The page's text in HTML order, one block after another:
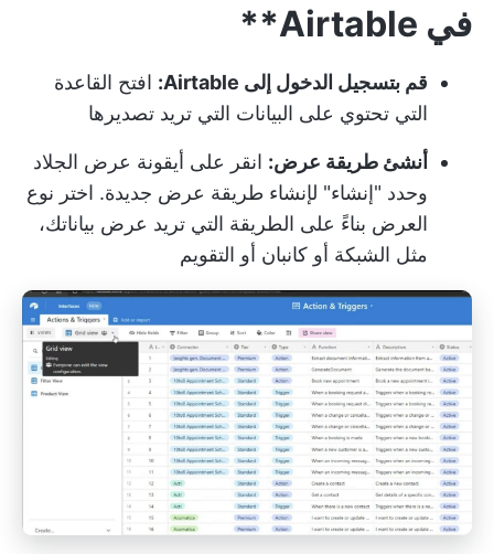
في Airtable**
قم بتسجيل الدخول إلى Airtable:
افتح القاعدة
التي تحتوي على البيانات التي تريد تصديرها
أنشئ طريقة عرض: انقر على أيقونة عرض الجلاد
وحدد "إنشاء" لإنشاء طريقة عرض جديدة. اختر نوع
العرض بناءً على الطريقة التي تريد عرض بياناتك،
مثل الشبكة أو كانبان أو التقويم